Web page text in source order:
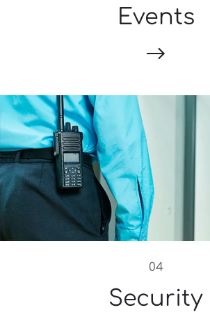
Events
04
Security